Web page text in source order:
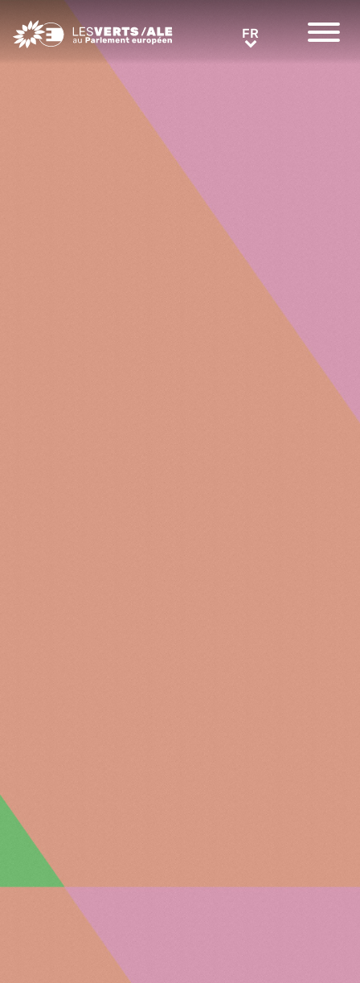
Greens/EFA Home FR